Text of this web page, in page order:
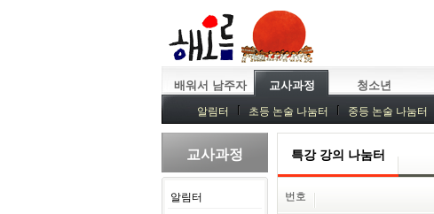
배워서 남주자 교사과정 청소년
알림터 초등 논술 나눔터 중등 논술 나눔터
중등독서토론
특강 중등논술 강사 기획회의
교사과정
알림터
특강 강의 나눔터
번호